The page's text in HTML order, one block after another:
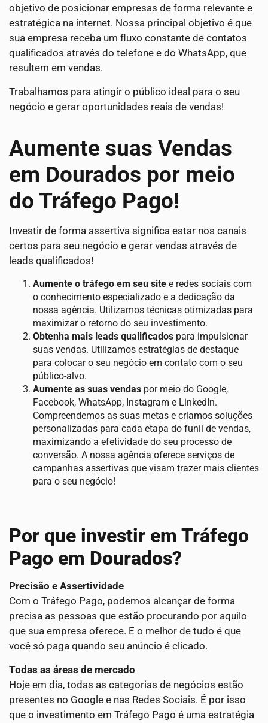
objetivo de posicionar empresas de forma relevante e
estratégica na internet. Nossa principal objetivo é que
sua empresa receba um fluxo constante de contatos
qualificados através do telefone e do WhatsApp, que
resultem em vendas.
Trabalhamos para atingir o público ideal para o seu
negócio e gerar oportunidades reais de vendas!
Aumente suas Vendas
em Dourados por meio
do Tráfego Pago!
Investir de forma assertiva significa estar nos canais
certos para seu negócio e gerar vendas através de
leads qualificados!
Aumente o tráfego em seu site e redes sociais com
o conhecimento especializado e a dedicação da
nossa agência. Utilizamos técnicas otimizadas para
maximizar o retorno do seu investimento.
Obtenha mais leads qualificados para impulsionar
suas vendas. Utilizamos estratégias de destaque
para colocar o seu negócio em contato com o seu
público-alvo.
Aumente as suas vendas por meio do Google,
Facebook, WhatsApp, Instagram e LinkedIn.
Compreendemos as suas metas e criamos soluções
personalizadas para cada etapa do funil de vendas,
maximizando a efetividade do seu processo de
conversão. A nossa agência oferece serviços de
campanhas assertivas que visam trazer mais clientes
para o seu negócio!
Por que investir em Tráfego
Pago em Dourados?
Precisão e Assertividade
Com o Tráfego Pago, podemos alcançar de forma
precisa as pessoas que estão procurando por aquilo
que sua empresa oferece. E o melhor de tudo é que
você só paga quando seu anúncio é clicado.
Todas as áreas de mercado
Hoje em dia, todas as categorias de negócios estão
presentes no Google e nas Redes Sociais. É por isso
que o investimento em Tráfego Pago é uma estratégia